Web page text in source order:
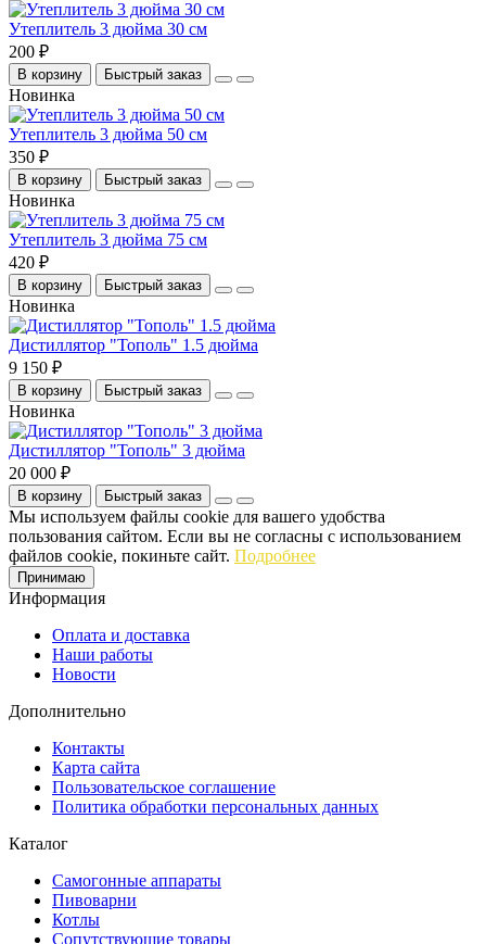
Утеплитель 3 дюйма 30 см
200 ₽
В корзину Быстрый заказ
Новинка
Утеплитель 3 дюйма 50 см
350 ₽
В корзину Быстрый заказ
Новинка
Утеплитель 3 дюйма 75 см
420 ₽
В корзину Быстрый заказ
Новинка
Дистиллятор "Тополь" 1.5 дюйма
9 150 ₽
В корзину Быстрый заказ
Новинка
Дистиллятор "Тополь" 3 дюйма
20 000 ₽
В корзину Быстрый заказ
Мы используем файлы cookie для вашего удобства
пользования сайтом. Если вы не согласны с использованием
файлов cookie, покиньте сайт. Подробнее
Принимаю
Информация
Оплата и доставка
Наши работы
Новости
Дополнительно
Контакты
Карта сайта
Пользовательское соглашение
Политика обработки персональных данных
Каталог
Cамогонные аппараты
Пивоварни
Котлы
Сопутствующие товары